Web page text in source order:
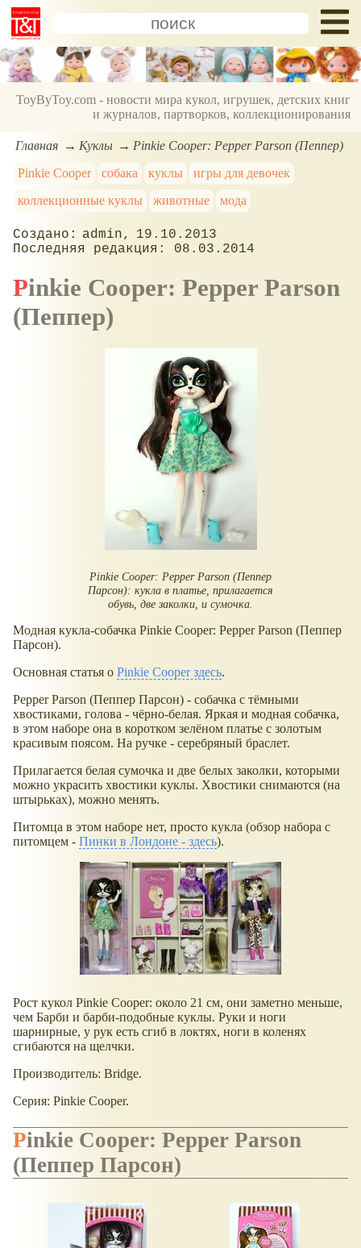
ToyByToy.com - новости мира кукол, игрушек, детских книг
и журналов, партворков, коллекционирования
Главная Куклы
Pinkie Cooper: Pepper Parson (Пеппер)
Pinkie Cooper
собака куклы
игры для девочек
коллекционные куклы
животные мода
admin
19.10.2013
08.03.2014
Pinkie Cooper: Pepper Parson
(Пеппер)
Pinkie Cooper: Pepper Parson (Пеппер
Парсон): кукла в платье, прилагается
обувь, две заколки, и сумочка.
Модная кукла-собачка Pinkie Cooper: Pepper Parson (Пеппер
Парсон).
Основная статья о Pinkie Cooper здесь.
Pepper Parson (Пеппер Парсон) - собачка с тёмными
хвостиками, голова - чёрно-белая. Яркая и модная собачка,
в этом наборе она в коротком зелёном платье с золотым
красивым поясом. На ручке - серебряный браслет.
Прилагается белая сумочка и две белых заколки, которыми
можно украсить хвостики куклы. Хвостики снимаются (на
штырьках), можно менять.
Питомца в этом наборе нет, просто кукла (обзор набора с
питомцем - Пинки в Лондоне - здесь).
Рост кукол Pinkie Cooper: около 21 см, они заметно меньше,
чем Барби и барби-подобные куклы. Руки и ноги
шарнирные, у рук есть сгиб в локтях, ноги в коленях
сгибаются на щелчки.
Производитель: Bridge.
Серия: Pinkie Cooper.
Pinkie Cooper: Pepper Parson
(Пеппер Парсон)